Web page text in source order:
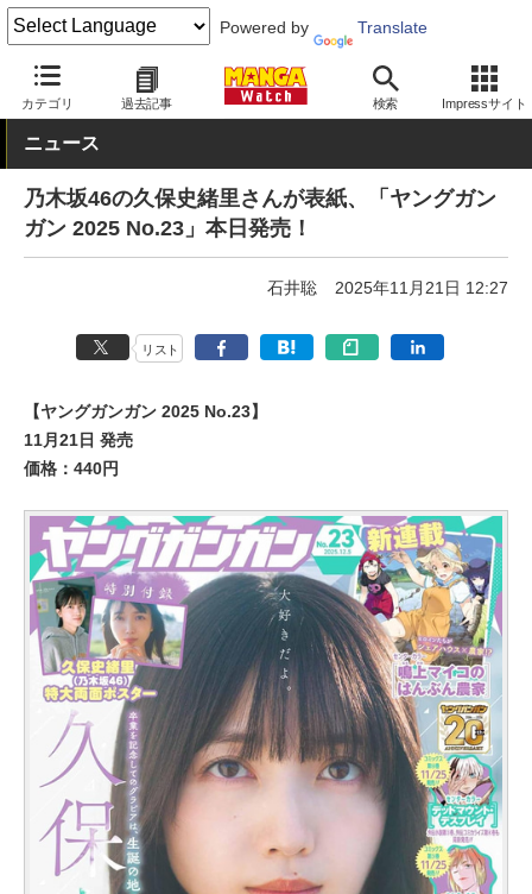
Powered by Translate
カテゴリ 過去記事 検索 Impressサイト
MANGA Watch 本日発売
ニュース
乃木坂46の久保史緒里さんが表紙、「ヤングガン
ガン 2025 No.23」本日発売！
石井聡 2025年11月21日 12:27
リスト
【ヤングガンガン 2025 No.23】
11月21日 発売
価格：440円